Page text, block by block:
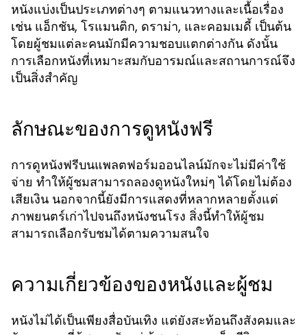
หนังแบ่งเป็นประเภทต่างๆ ตามแนวทางและเนื้อเรื่อง
เช่น แอ็กชัน, โรแมนติก, ดราม่า, และคอมเมดี้ เป็นต้น
โดยผู้ชมแต่ละคนมักมีความชอบแตกต่างกัน ดังนั้น
การเลือกหนังที่เหมาะสมกับอารมณ์และสถานการณ์จึง
เป็นสิ่งสำคัญ
ลักษณะของการดูหนังฟรี
การดูหนังฟรีบนแพลตฟอร์มออนไลน์มักจะไม่มีค่าใช้
จ่าย ทำให้ผู้ชมสามารถลองดูหนังใหม่ๆ ได้โดยไม่ต้อง
เสียเงิน นอกจากนี้ยังมีการแสดงที่หลากหลายตั้งแต่
ภาพยนตร์เก่าไปจนถึงหนังชนโรง สิ่งนี้ทำให้ผู้ชม
สามารถเลือกรับชมได้ตามความสนใจ
ความเกี่ยวข้องของหนังและผู้ชม
หนังไม่ได้เป็นเพียงสื่อบันเทิง แต่ยังสะท้อนถึงสังคมและ